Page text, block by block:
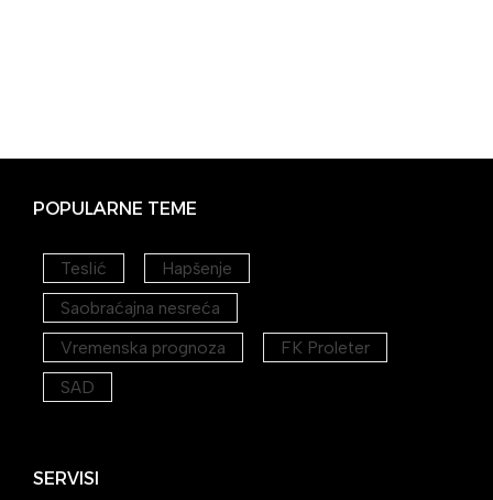
POPULARNE TEME
Teslić
Hapšenje
Saobraćajna nesreća
Vremenska prognoza
FK Proleter
SAD
SERVISI